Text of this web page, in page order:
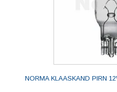
NORMA KLAASKAND PIRN